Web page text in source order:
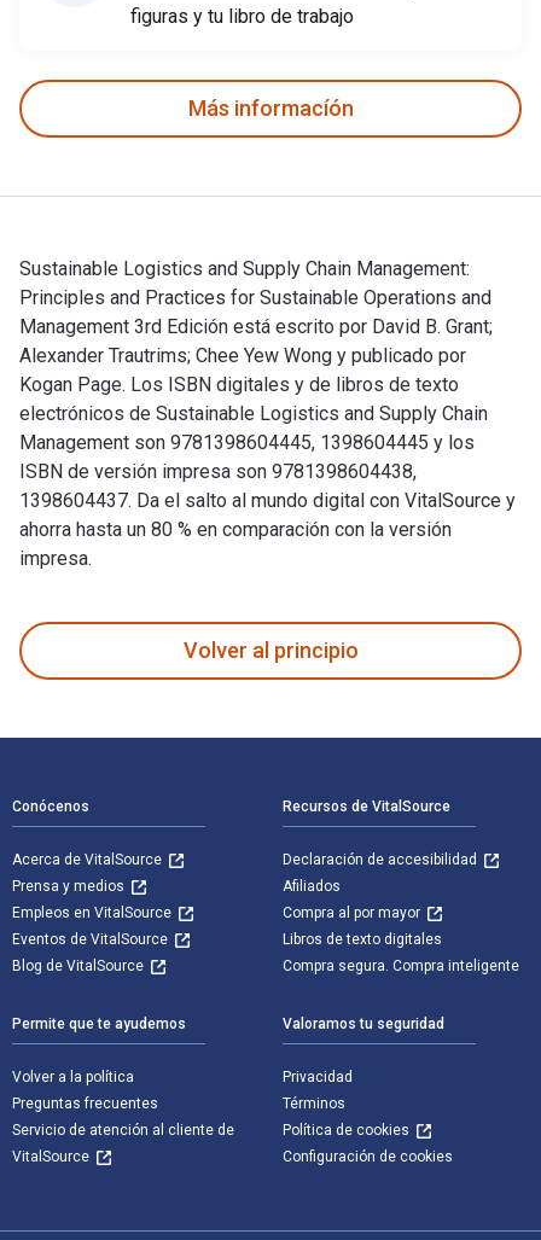
figuras y tu libro de trabajo
Más informacíón
Sustainable Logistics and Supply Chain Management:
Principles and Practices for Sustainable Operations and
Management 3rd Edición está escrito por David B. Grant;
Alexander Trautrims; Chee Yew Wong y publicado por
Kogan Page. Los ISBN digitales y de libros de texto
electrónicos de Sustainable Logistics and Supply Chain
Management son 9781398604445, 1398604445 y los
ISBN de versión impresa son 9781398604438,
1398604437. Da el salto al mundo digital con VitalSource y
ahorra hasta un 80 % en comparación con la versión
impresa.
Volver al principio
Conócenos
Acerca de VitalSource
Prensa y medios
Empleos en VitalSource
Eventos de VitalSource
Blog de VitalSource
Recursos de VitalSource
Declaración de accesibilidad
Afiliados
Compra al por mayor
Libros de texto digitales
Compra segura. Compra inteligente
Permite que te ayudemos
Volver a la política
Preguntas frecuentes
Servicio de atención al cliente de
VitalSource
Valoramos tu seguridad
Privacidad
Términos
Política de cookies
Configuración de cookies